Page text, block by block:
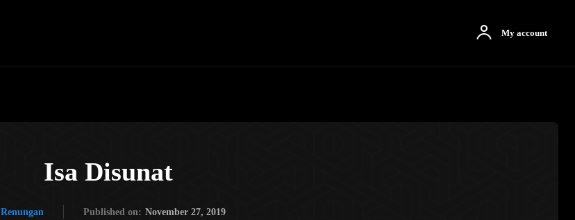
My account
Isa Disunat
Renungan Published on: November 27, 2019